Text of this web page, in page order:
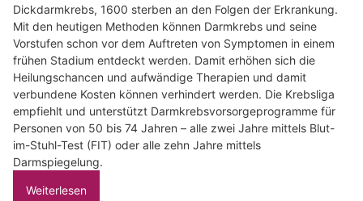
Dickdarmkrebs, 1600 sterben an den Folgen der Erkrankung.
Mit den heutigen Methoden können Darmkrebs und seine
Vorstufen schon vor dem Auftreten von Symptomen in einem
frühen Stadium entdeckt werden. Damit erhöhen sich die
Heilungschancen und aufwändige Therapien und damit
verbundene Kosten können verhindert werden. Die Krebsliga
empfiehlt und unterstützt Darmkrebsvorsorgeprogramme für
Personen von 50 bis 74 Jahren – alle zwei Jahre mittels Blut-
im-Stuhl-Test (FIT) oder alle zehn Jahre mittels
Darmspiegelung.
Weiterlesen